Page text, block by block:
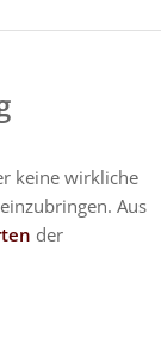
keine wirkliche
Aus
der